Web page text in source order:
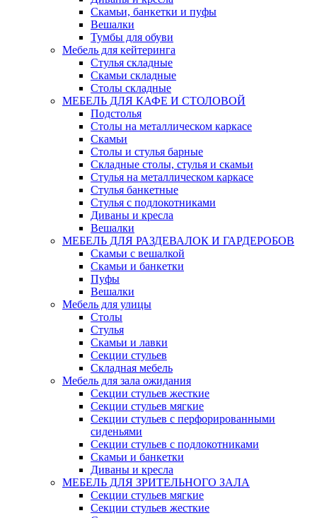
Скамьи, банкетки и пуфы
Вешалки
Тумбы для обуви
Мебель для кейтеринга
Стулья складные
Скамьи складные
Столы складные
МЕБЕЛЬ ДЛЯ КАФЕ И СТОЛОВОЙ
Подстолья
Столы на металлическом каркасе
Скамьи
Столы и стулья барные
Складные столы, стулья и скамьи
Стулья на металлическом каркасе
Стулья банкетные
Стулья с подлокотниками
Диваны и кресла
Вешалки
МЕБЕЛЬ ДЛЯ РАЗДЕВАЛОК И ГАРДЕРОБОВ
Скамьи с вешалкой
Скамьи и банкетки
Пуфы
Вешалки
Мебель для улицы
Столы
Стулья
Скамьи и лавки
Секции стульев
Складная мебель
Мебель для зала ожидания
Секции стульев жесткие
Секции стульев мягкие
Секции стульев с перфорированными
сиденьями
Секции стульев с подлокотниками
Скамьи и банкетки
Диваны и кресла
МЕБЕЛЬ ДЛЯ ЗРИТЕЛЬНОГО ЗАЛА
Секции стульев мягкие
Секции стульев жесткие